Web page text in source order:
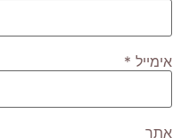
אימייל *
אתר